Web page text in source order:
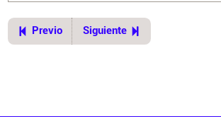
Previo Siguiente